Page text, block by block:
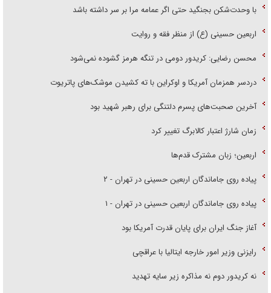
با وحدت‌شکن بجنگید حتی اگر عمامه مرا بر سر داشته باشد
اربعین حسینی (ع) از منظر فقه و روایت
محسن رضایی: کریدور دومی در تنگه هرمز گشوده نمی‌شود
دردسر همزمان آمریکا و اوکراین با ته کشیدن موشک‌های پاتریوت
آخرین صحبت‌های پسرم دلتنگی برای رهبر شهید بود
زمان شارژ اعتبار کالابرگ تغییر کرد
اربعین؛ زبان مشترک قدم‌ها
پیاده روی جاماندگان اربعین حسینی در تهران - ۲
پیاده روی جاماندگان اربعین حسینی در تهران - ۱
آغاز جنگ ایران برای پایان قدرت آمریکا بود
رایزنی وزیر امور خارجه ایتالیا با عراقچی
نه کریدور دوم نه مذاکره زیر سایه تهدید